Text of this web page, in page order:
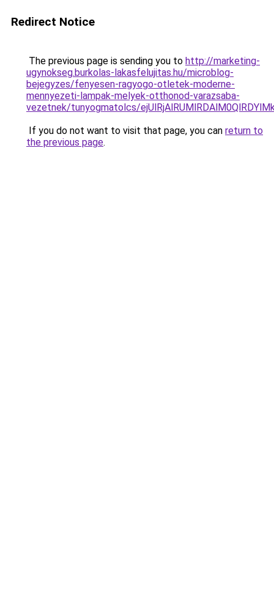
Redirect Notice
The previous page is sending you to http://marketing-
ugynokseg.burkolas-lakasfelujitas.hu/microblog-
bejegyzes/fenyesen-ragyogo-otletek-moderne-
mennyezeti-lampak-melyek-otthonod-varazsaba-
vezetnek/tunyogmatolcs/
If you do not want to visit that page, you can return to
the previous page.